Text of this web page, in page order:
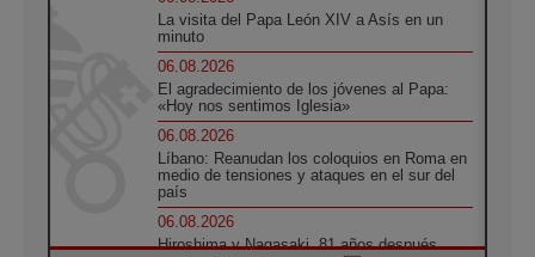
La visita del Papa León XIV a Asís en un
minuto
06.08.2026
El agradecimiento de los jóvenes al Papa:
«Hoy nos sentimos Iglesia»
06.08.2026
Líbano: Reanudan los coloquios en Roma en
medio de tensiones y ataques en el sur del
país
06.08.2026
Hiroshima y Nagasaki, 81 años después.